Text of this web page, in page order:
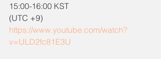
15:00-16:00 KST
(UTC +9)
https://www.youtube.com/watch?
v=ULD2fc81E3U